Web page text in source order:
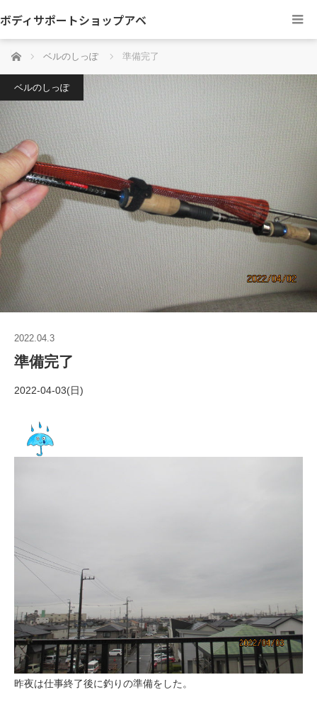
ボディサポートショップアベ
ホーム ベルのしっぽ 準備完了
ベルのしっぽ
2022.04.3
準備完了
2022-04-03(日)
昨夜は仕事終了後に釣りの準備をした。